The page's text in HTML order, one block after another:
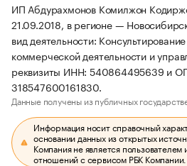
ИП Абдурахмонов Комилжон
21.09.2018, в регионе —
вид деятельности:
коммерческой деятельности и
реквизиты ИНН: 540864495639 и
318547600161830.
Данные получены из публичных
Информация носит справочный
основании данных из открытых
Компания не является
отношений с сервисом РБК Компании.